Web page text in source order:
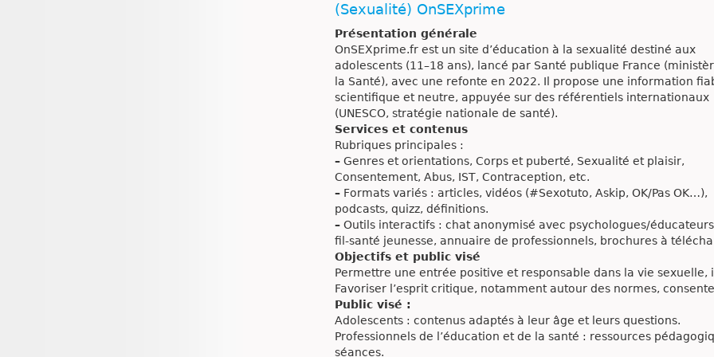
(Sexualité) OnSEXprime
Présentation générale
OnSEXprime.fr est un site d’éducation à la sexualité destiné aux
adolescents (11–18 ans), lancé par Santé publique France
la Santé), avec une refonte en 2022. Il propose une information
scientifique et neutre, appuyée sur des référentiels internationaux
(UNESCO, stratégie nationale de santé).
Services et contenus
Rubriques principales :
– Genres et orientations, Corps et puberté, Sexualité et plaisir,
Consentement, Abus, IST, Contraception, etc.
– Formats variés : articles, vidéos (#Sexotuto, Askip, OK/Pas OK…),
podcasts, quizz, définitions.
– Outils interactifs : chat anonymisé avec psychologues/
fil-santé jeunesse, annuaire de professionnels, brochures à
Objectifs et public visé
Permettre une entrée positive et responsable dans la vie
Favoriser l’esprit critique, notamment autour des normes,
Public visé :
Adolescents : contenus adaptés à leur âge et leurs questions.
Professionnels de l’éducation et de la santé : ressources
séances.